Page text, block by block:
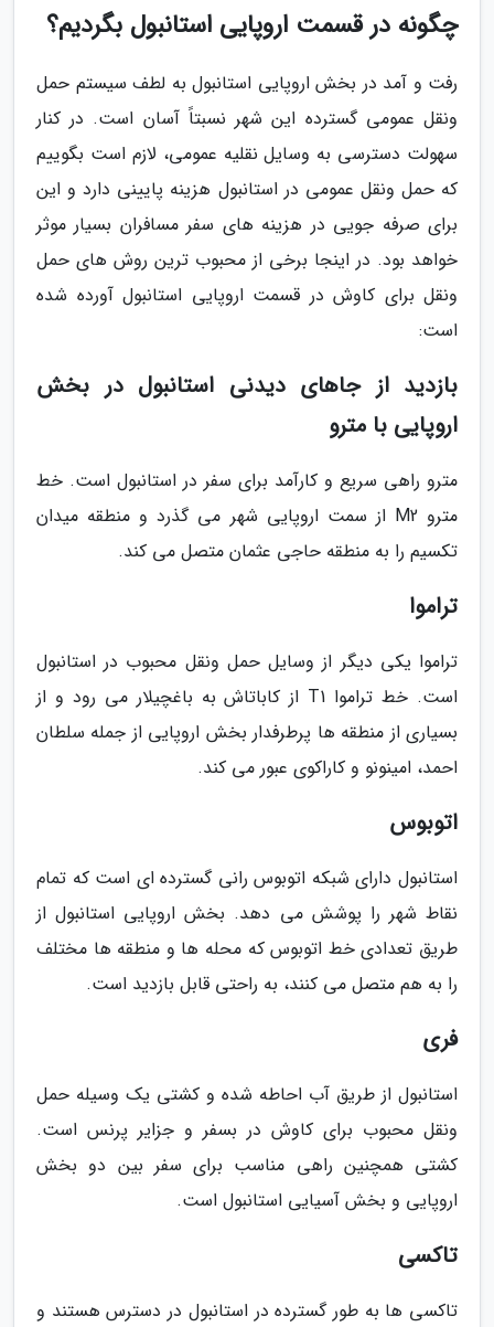
چگونه در قسمت اروپایی استانبول بگردیم؟
رفت و آمد در بخش اروپایی استانبول به لطف سیستم حمل
ونقل عمومی گسترده این شهر نسبتاً آسان است. در کنار
سهولت دسترسی به وسایل نقلیه عمومی، لازم است بگوییم
که حمل ونقل عمومی در استانبول هزینه پایینی دارد و این
برای صرفه جویی در هزینه های سفر مسافران بسیار موثر
خواهد بود. در اینجا برخی از محبوب ترین روش های حمل
ونقل برای کاوش در قسمت اروپایی استانبول آورده شده
است:
بازدید از جاهای دیدنی استانبول در بخش
اروپایی با مترو
مترو راهی سریع و کارآمد برای سفر در استانبول است. خط
مترو M2 از سمت اروپایی شهر می گذرد و منطقه میدان
تکسیم را به منطقه حاجی عثمان متصل می کند.
تراموا
تراموا یکی دیگر از وسایل حمل ونقل محبوب در استانبول
است. خط تراموا T1 از کاباتاش به باغچیلار می رود و از
بسیاری از منطقه ها پرطرفدار بخش اروپایی از جمله سلطان
احمد، امینونو و کاراکوی عبور می کند.
اتوبوس
استانبول دارای شبکه اتوبوس رانی گسترده ای است که تمام
نقاط شهر را پوشش می دهد. بخش اروپایی استانبول از
طریق تعدادی خط اتوبوس که محله ها و منطقه ها مختلف
را به هم متصل می کنند، به راحتی قابل بازدید است.
فری
استانبول از طریق آب احاطه شده و کشتی یک وسیله حمل
ونقل محبوب برای کاوش در بسفر و جزایر پرنس است.
کشتی همچنین راهی مناسب برای سفر بین دو بخش
اروپایی و بخش آسیایی استانبول است.
تاکسی
تاکسی ها به طور گسترده در استانبول در دسترس هستند و